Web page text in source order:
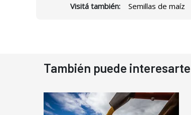
Visitá también: Semillas de maíz
También puede interesarte